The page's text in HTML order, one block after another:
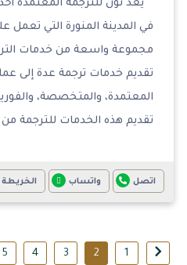
يعد نون للترجمة المعتمدة
في المدينة المنورة التي تعمل
مجموعة واسعة من خدمات
تقديم خدمات ترجمة عدة إلى
المعتمدة، والمتخصصة،
تقديم هذه الخدمات للترجمة
اتصل واتساب الخريطة
1
2
3
4
5